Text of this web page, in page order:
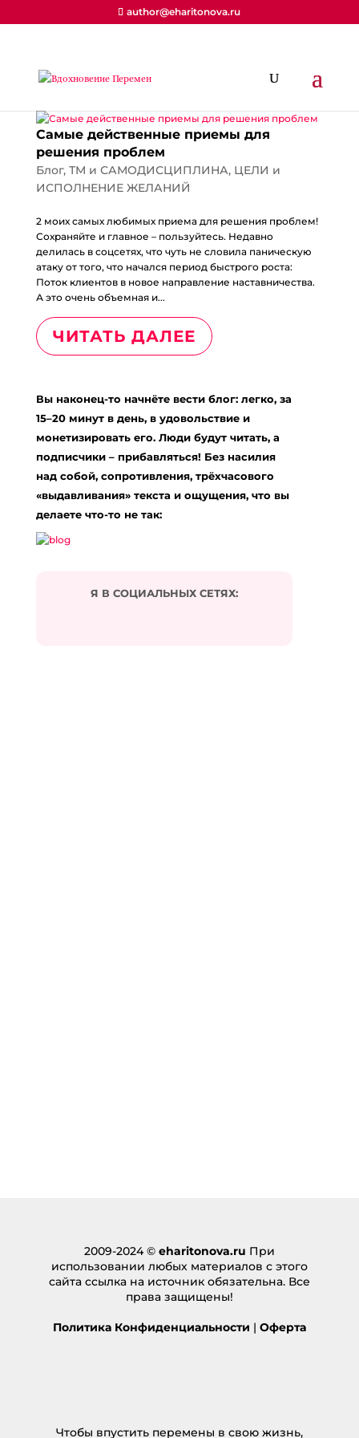
author@eharitonova.ru
Самые действенные приемы для
решения проблем
Блог, ТМ и САМОДИСЦИПЛИНА, ЦЕЛИ и
ИСПОЛНЕНИЕ ЖЕЛАНИЙ
2 моих самых любимых приема для решения проблем!
Сохраняйте и главное – пользуйтесь. Недавно
делилась в соцсетях, что чуть не словила паническую
атаку от того, что начался период быстрого роста:
Поток клиентов в новое направление наставничества.
А это очень объемная и...
ЧИТАТЬ ДАЛЕЕ
Вы наконец-то начнёте вести блог: легко, за
15–20 минут в день, в удовольствие и
монетизировать его. Люди будут читать, а
подписчики – прибавляться! Без насилия
над собой, сопротивления, трёхчасового
«выдавливания» текста и ощущения, что вы
делаете что-то не так:
Я В СОЦИАЛЬНЫХ СЕТЯХ:
2009-2024 © eharitonova.ru При
использовании любых материалов с этого
сайта ссылка на источник обязательна. Все
права защищены!
Политика Конфиденциальности | Оферта
Чтобы впустить перемены в свою жизнь,